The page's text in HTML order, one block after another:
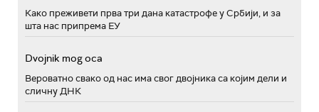
Како преживети прва три дана катастрофе у Србији, и за
шта нас припрема ЕУ
Dvojnik mog oca
Вероватно свако од нас има свог двојника са којим дели и
сличну ДНК